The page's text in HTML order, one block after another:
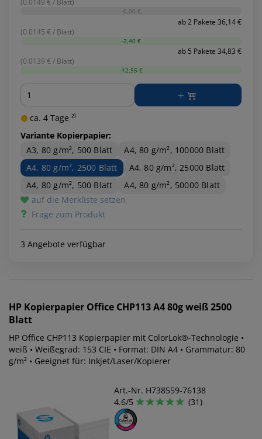
(0.0149 € / Blatt)
-0,00 €
ab 2 Pakete 36,14 €
(0.0145 € / Blatt)
-2,40 €
ab 5 Pakete 34,83 €
(0.0139 € / Blatt)
-12,55 €
Menge
ca. 4 Tage ²⁾
Variante Kopierpapier:
A3, 80 g/m², 500 Blatt
A4, 80 g/m², 100000 Blatt
A4, 80 g/m², 2500 Blatt
A4, 80 g/m², 25000 Blatt
A4, 80 g/m², 500 Blatt
A4, 80 g/m², 50000 Blatt
auf die Merkliste setzen
Frage zum Produkt
3 Angebote verfügbar
HP Kopierpapier Office CHP113 A4 80g weiß 2500
Blatt
HP Office CHP113 Kopierpapier mit ColorLok®-Technologie •
weiß • Weißegrad: 153 CIE • Format: DIN A4 • Grammatur: 80
g/m² • Geeignet für: Inkjet/Laser/Kopierer
Art.-Nr. H738559-76138
4.6/5
(31)